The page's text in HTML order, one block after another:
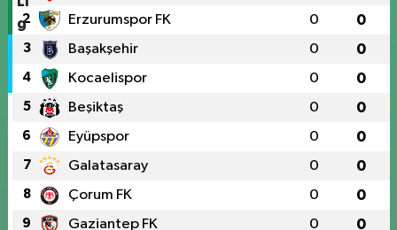
2 Erzurumspor FK 0 0
3 Başakşehir 0 0
4 Kocaelispor 0 0
5 Beşiktaş 0 0
6 Eyüpspor 0 0
7 Galatasaray 0 0
8 Çorum FK 0 0
9 Gaziantep FK 0 0